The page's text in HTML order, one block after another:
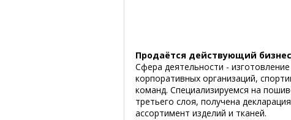
Продаётся действующий
Сфера деятельности -
корпоративных организаций,
команд. Специализируемся на
третьего слоя, получена
ассортимент изделий и тканей.